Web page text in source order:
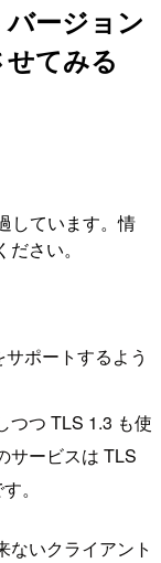
ージョン
てみる
しています。情
さい。
ポートするよう
つつ TLS 1.3 も使
サービスは TLS
。
ないクライアント